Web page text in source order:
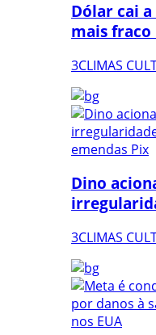
Dólar cai
mais fraco
3CLIMAS
Dino
3CLIMAS